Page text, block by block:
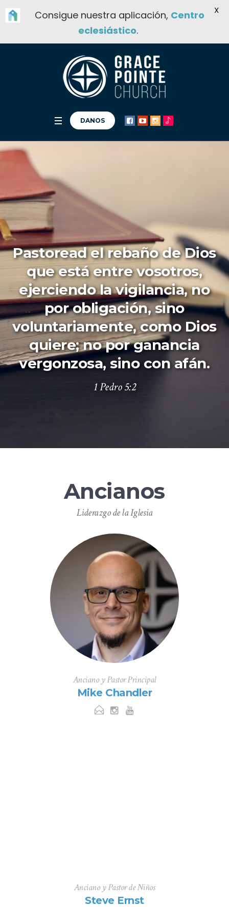
DANOS
Pastoread el rebaño de Dios
que está entre vosotros,
ejerciendo la vigilancia, no
por obligación, sino
voluntariamente, como Dios
quiere; no por ganancia
vergonzosa, sino con afán.
1 Pedro 5:2
Ancianos
Liderazgo de la Iglesia
Anciano y Pastor Principal
Mike Chandler
Anciano y Pastor de Niños
Steve Ernst
Consigue nuestra aplicación, Centro
eclesiástico.
X